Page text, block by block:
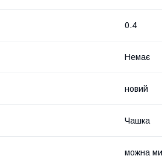
0.4
Немає
новий
Чашка
можна